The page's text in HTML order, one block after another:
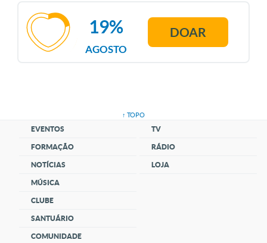
AGOSTO
19% DOAR
↑ TOPO
EVENTOS
FORMAÇÃO
NOTÍCIAS
MÚSICA
CLUBE
SANTUÁRIO
COMUNIDADE
TV
RÁDIO
LOJA